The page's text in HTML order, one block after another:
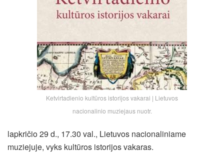
Ketvirtadienio kultūros istorijos vakarai | Lietuvos
nacionalinio muziejaus nuotr.
lapkričio 29 d., 17.30 val., Lietuvos nacionaliniame
muziejuje, vyks kultūros istorijos vakaras.